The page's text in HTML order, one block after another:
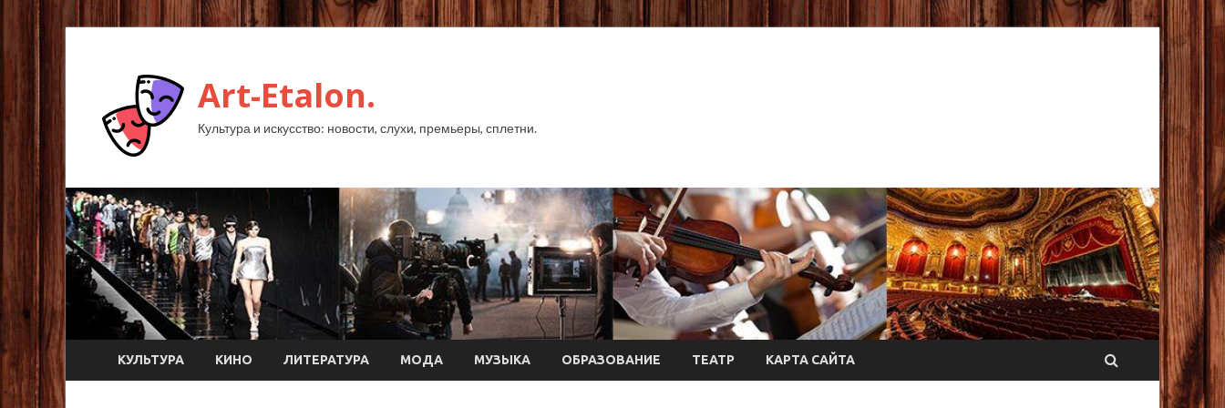
Art-Etalon.
Культура и искусство: новости, слухи, премьеры, сплетни.
КУЛЬТУРА КИНО ЛИТЕРАТУРА МОДА МУЗЫКА ОБРАЗОВАНИЕ ТЕАТР КАРТА САЙТА